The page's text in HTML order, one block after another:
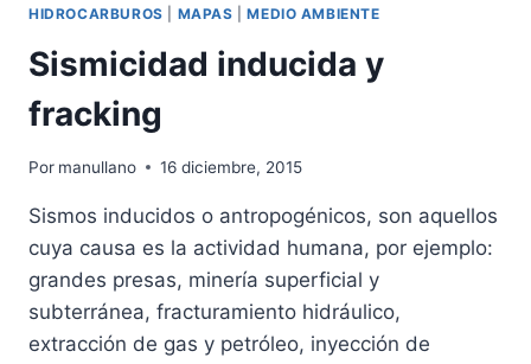
HIDROCARBUROS MAPAS |MEDIO AMBIENTE
Sismicidad inducida y
fracking
Por manullano 16 diciembre, 2015
Sismos inducidos o antropogénicos, son aquellos
cuya causa es la actividad humana, por ejemplo:
grandes presas, minería superficial y
subterránea, fracturamiento hidráulico,
extracción de gas y petróleo, inyección de